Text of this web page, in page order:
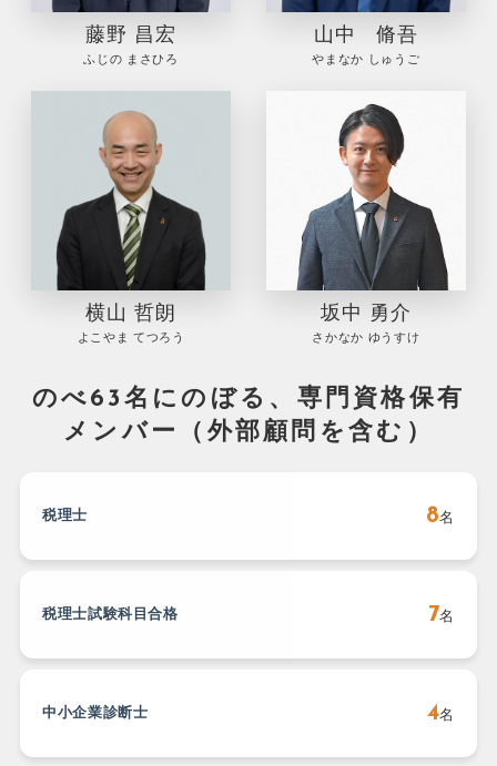
藤野 昌宏
ふじの まさひろ
山中 脩吾
やまなか しゅうご
横山 哲朗
よこやま てつろう
坂中 勇介
さかなか ゆうすけ
のべ63名にのぼる、専門資格保有
メンバー（外部顧問を含む）
税理士 8名
税理士試験科目合格 7名
中小企業診断士 4名